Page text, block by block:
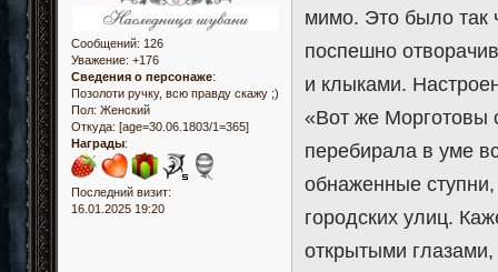
Сообщений: 126
Уважение: +176
Сведения о персонаже:
Позолоти ручку, всю правду скажу ;)
Пол: Женский
Откуда: [age=30.06.1803/1=365]
Награды:
Последний визит:
16.01.2025 19:20
мимо. Это было так
поспешно
и клыками.
«Вот же Морготовы
перебирала в уме
обнаженные
городских улиц.
открытыми